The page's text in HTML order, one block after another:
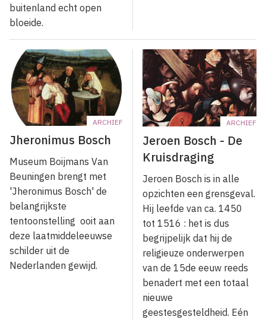
buitenland echt open
bloeide.
ARCHIEF
Jheronimus Bosch
Museum Boijmans Van
Beuningen brengt met
'Jheronimus Bosch' de
belangrijkste
tentoonstelling ooit aan
deze laatmiddeleeuwse
schilder uit de
Nederlanden gewijd.
ARCHIEF
Jeroen Bosch - De
Kruisdraging
Jeroen Bosch is in alle
opzichten een grensgeval.
Hij leefde van ca. 1450
tot 1516 : het is dus
begrijpelijk dat hij de
religieuze onderwerpen
van de 15de eeuw reeds
benadert met een totaal
nieuwe
geestesgesteldheid. Eén